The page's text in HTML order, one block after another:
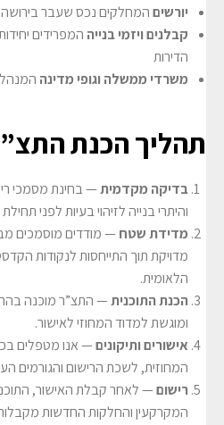
יורשיםהמחלקים נכס שעבר
קבלנים ויזמי בנייה המפרידים
הדירות
משרדי ממשלה וגופי מדינה
תהליך הכנת
בדיקה מקדמית— בחינת מסמכי
והיתרי בנייה לזיהוי בעיות לפני
מדידת שטח — מודדים מוסמכים
מדויקת תוך התייחסות לנקודות
הלאומית.
הכנת התוכנית— התצ”ר מוכנה
ומוגשת למדוד המחוזי לאישור.
אישורים ותיקונים— אנו מטפלים
המחוזית, לשכת הרישום והגורמים
רישום— לאחר קבלת האישור,
המקרקעין והחלקות החדשות